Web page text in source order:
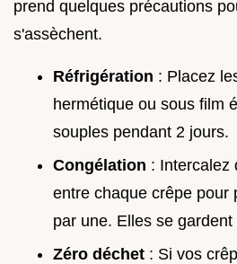
prend quelques précautions
s'assèchent.
Réfrigération : Placez
hermétique ou sous film
souples pendant 2 jours.
Congélation : Intercalez
entre chaque crêpe pour
par une. Elles se gardent
Zéro déchet : Si vos